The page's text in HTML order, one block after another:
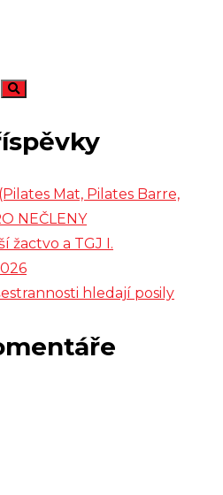
Mat, Pilates Barre,
NEČLENY
žactvo a TGJ I.
hledají posily